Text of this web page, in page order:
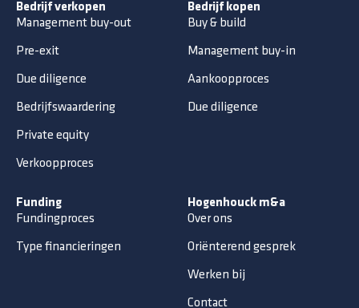
Bedrijf verkopen
Management buy-out
Pre-exit
Due diligence
Bedrijfswaardering
Private equity
Verkoopproces
Bedrijf kopen
Buy & build
Management buy-in
Aankoopproces
Due diligence
Funding
Fundingproces
Type financieringen
Hogenhouck m&a
Over ons
Oriënterend gesprek
Werken bij
Contact